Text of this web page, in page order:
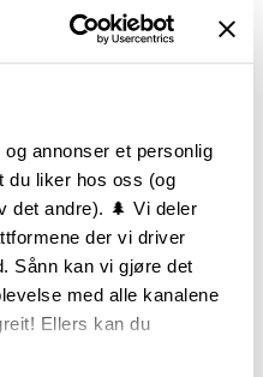
annonser et personlig
du liker hos oss (og
det andre). 🌲 Vi deler
der vi driver
Sånn kan vi gjøre det
med alle kanalene
Ellers kan du
av gran/furu og
av høvling
som oftest under
mellom tak og
i dimensjon 48x48 mm.